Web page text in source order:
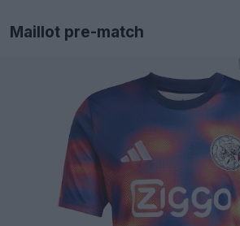
Maillot pre-match